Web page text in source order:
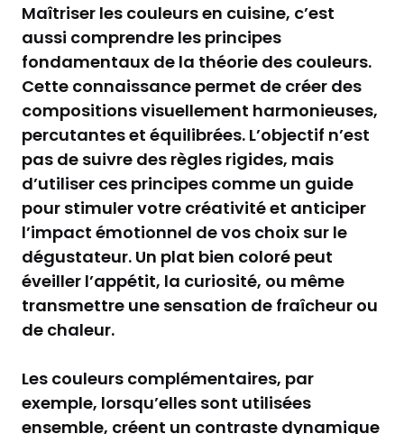
Maîtriser les couleurs en cuisine, c’est
aussi comprendre les principes
fondamentaux de la théorie des couleurs.
Cette connaissance permet de créer des
compositions visuellement harmonieuses,
percutantes et équilibrées. L’objectif n’est
pas de suivre des règles rigides, mais
d’utiliser ces principes comme un guide
pour stimuler votre créativité et anticiper
l’impact émotionnel de vos choix sur le
dégustateur. Un plat bien coloré peut
éveiller l’appétit, la curiosité, ou même
transmettre une sensation de fraîcheur ou
de chaleur.
Les couleurs complémentaires, par
exemple, lorsqu’elles sont utilisées
ensemble, créent un contraste dynamique